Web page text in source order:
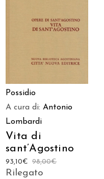
AGGIUNGI AL
Possidio
A cura di:Antonio
Lombardi
Vita di
sant’Agostino
98,00€
93,10€
Rilegato